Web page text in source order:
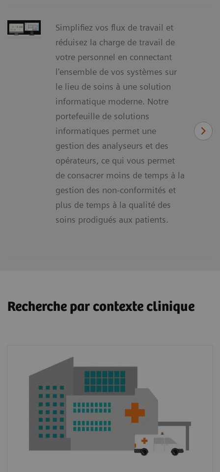
Simplifiez vos flux de travail et
réduisez la charge de travail de
votre personnel en connectant
l'ensemble de vos systèmes sur
le lieu de soins à une solution
informatique moderne. Notre
portefeuille de solutions
informatiques permet une
gestion des analyseurs et des
opérateurs, ce qui vous permet
de consacrer moins de temps à la
gestion des non-conformités et
plus de temps à la qualité des
soins prodigués aux patients.
Recherche par contexte clinique